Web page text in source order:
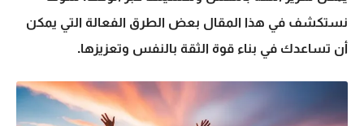
نستكشف في هذا المقال بعض الطرق الفعالة التي يمكن
أن تساعدك في بناء قوة الثقة بالنفس وتعزيزها.